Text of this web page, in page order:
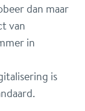
dan maar
van
in
is